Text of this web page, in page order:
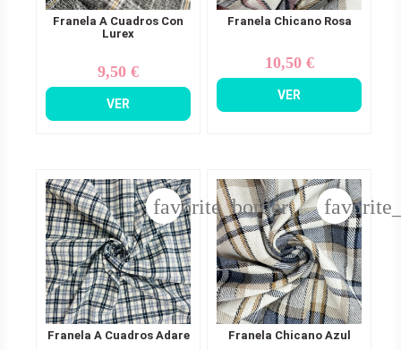
Franela A Cuadros Con
Lurex
Precio
9,50 €
VER
Franela Chicano Rosa
Precio
10,50 €
VER
Franela A Cuadros Adare
favorite_border
Franela Chicano Azul